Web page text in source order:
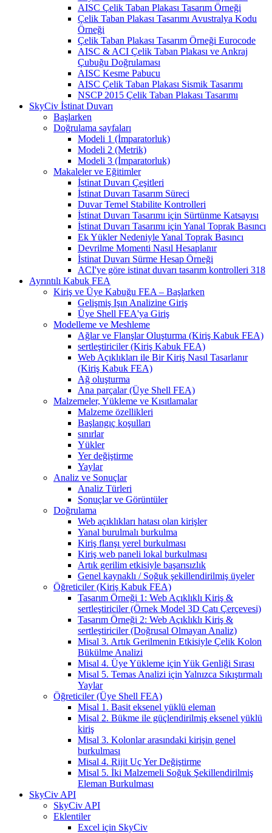
AISC Çelik Taban Plakası Tasarım Örneği
Çelik Taban Plakası Tasarımı Avustralya Kodu
Örneği
Çelik Taban Plakası Tasarım Örneği Eurocode
AISC & ACI Çelik Taban Plakası ve Ankraj
Çubuğu Doğrulaması
AISC Kesme Pabucu
AISC Çelik Taban Plakası Sismik Tasarımı
NSCP 2015 Çelik Taban Plakası Tasarımı
SkyCiv İstinat Duvarı
Başlarken
Doğrulama sayfaları
Modeli 1 (İmparatorluk)
Modeli 2 (Metrik)
Modeli 3 (İmparatorluk)
Makaleler ve Eğitimler
İstinat Duvarı Çeşitleri
İstinat Duvarı Tasarım Süreci
Duvar Temel Stabilite Kontrolleri
İstinat Duvarı Tasarımı için Sürtünme Katsayısı
İstinat Duvarı Tasarımı için Yanal Toprak Basıncı
Ek Yükler Nedeniyle Yanal Toprak Basıncı
Devrilme Momenti Nasıl Hesaplanır
İstinat Duvarı Sürme Hesap Örneği
ACI'ye göre istinat duvarı tasarım kontrolleri 318
Ayrıntılı Kabuk FEA
Kiriş ve Üye Kabuğu FEA – Başlarken
Gelişmiş Işın Analizine Giriş
Üye Shell FEA'ya Giriş
Modelleme ve Meshleme
Ağlar ve Flanşlar Oluşturma (Kiriş Kabuk FEA)
sertleştiriciler (Kiriş Kabuk FEA)
Web Açıklıkları ile Bir Kiriş Nasıl Tasarlanır
(Kiriş Kabuk FEA)
Ağ oluşturma
Ana parçalar (Üye Shell FEA)
Malzemeler, Yükleme ve Kısıtlamalar
Malzeme özellikleri
Başlangıç ​​koşulları
sınırlar
Yükler
Yer değiştirme
Yaylar
Analiz ve Sonuçlar
Analiz Türleri
Sonuçlar ve Görüntüler
Doğrulama
Web açıklıkları hatası olan kirişler
Yanal burulmalı burkulma
Kiriş flanşı yerel burkulması
Kiriş web paneli lokal burkulması
Artık gerilim etkisiyle başarısızlık
Genel kaynaklı / Soğuk şekillendirilmiş üyeler
Öğreticiler (Kiriş Kabuk FEA)
Tasarım Örneği 1: Web Açıklıklı Kiriş &
sertleştiriciler (Örnek Model 3D Çatı Çerçevesi)
Tasarım Örneği 2: Web Açıklıklı Kiriş &
sertleştiriciler (Doğrusal Olmayan Analiz)
Misal 3. Artık Gerilmenin Etkisiyle Çelik Kolon
Bükülme Analizi
Misal 4. Üye Yükleme için Yük Genliği Sırası
Misal 5. Temas Analizi için Yalnızca Sıkıştırmalı
Yaylar
Öğreticiler (Üye Shell FEA)
Misal 1. Basit eksenel yüklü eleman
Misal 2. Bükme ile güçlendirilmiş eksenel yüklü
kiriş
Misal 3. Kolonlar arasındaki kirişin genel
burkulması
Misal 4. Rijit Uç Yer Değiştirme
Misal 5. İki Malzemeli Soğuk Şekillendirilmiş
Eleman Burkulması
SkyCiv API
SkyCiv API
Eklentiler
Excel için SkyCiv